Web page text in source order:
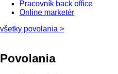
Pracovník back office
Online marketér
všetky povolania >
Povolania